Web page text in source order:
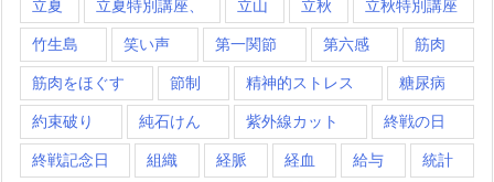
立夏 立夏特別講座、 立山 立秋 立秋特別講座
竹生島 笑い声 第一関節 第六感 筋肉
筋肉をほぐす 節制 精神的ストレス 糖尿病
約束破り 純石けん 紫外線カット 終戦の日
終戦記念日 組織 経脈 経血 給与 統計